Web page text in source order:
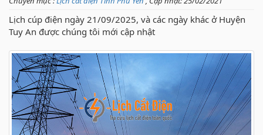
Lịch cúp điện ngày 21/09/2025, và các ngày khác ở Huyện
Tuy An được chúng tôi mới cập nhật